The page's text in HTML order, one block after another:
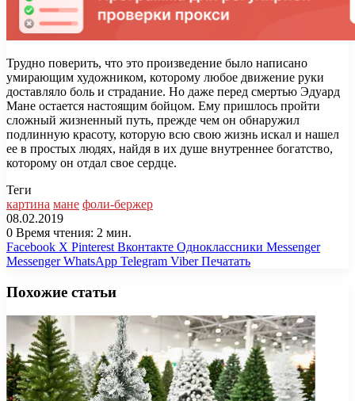
Трудно поверить, что это произведение было написано
умирающим художником, которому любое движение руки
доставляло боль и страдание. Но даже перед смертью Эдуард
Мане остается настоящим бойцом. Ему пришлось пройти
сложный жизненный путь, прежде чем он обнаружил
подлинную красоту, которую всю свою жизнь искал и нашел
ее в простых людях, найдя в их душе внутреннее богатство,
которому он отдал свое сердце.
Теги
картина мане фоли-бержер
08.02.2019
0 Время чтения: 2 мин.
Facebook X Pinterest Вконтакте Одноклассники Messenger
Messenger WhatsApp Telegram Viber Печатать
Похожие статьи